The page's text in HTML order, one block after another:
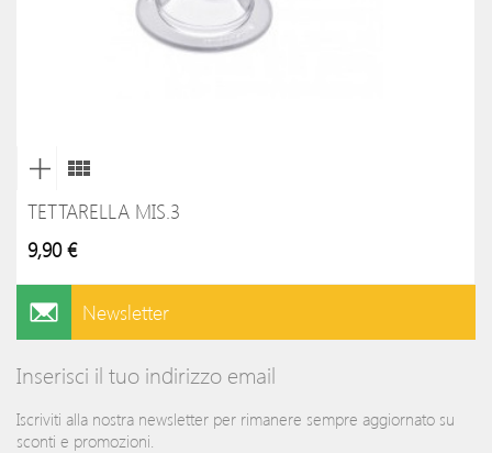
TETTARELLA MIS.3
9,90 €
Newsletter
Inserisci il tuo indirizzo email
Iscriviti alla nostra newsletter per rimanere sempre aggiornato su
sconti e promozioni.